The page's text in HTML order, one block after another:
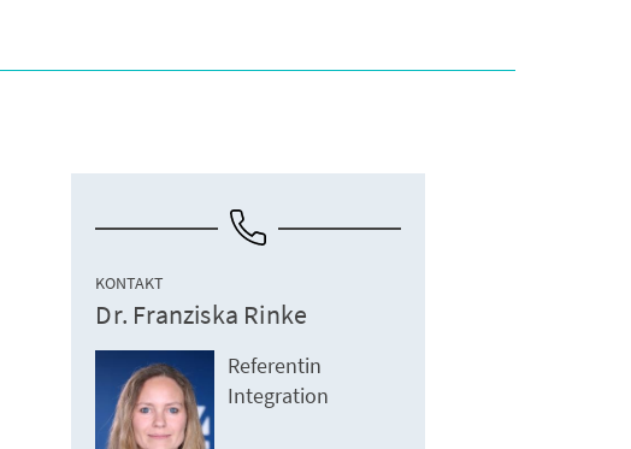
KONTAKT
Dr. Franziska Rinke
Referentin
Integration